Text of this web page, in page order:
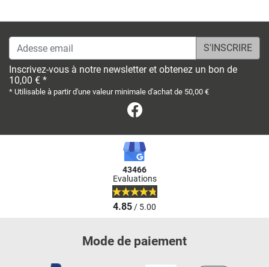
Adesse email
Inscrivez-vous à notre newsletter et obtenez un bon de
10,00 € *
* Utilisable à partir d'une valeur minimale d'achat de 50,00 €
43466
Evaluations
4.85/ 5.00
Mode de paiement